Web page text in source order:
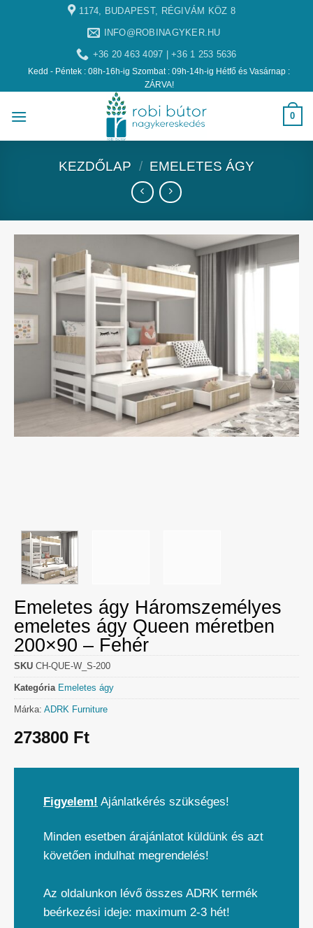
1174, BUDAPEST, RÉGIVÁM KÖZ 8
INFO@ROBINAGYKER.HU
+36 20 463 4097 | +36 1 253 5636
Kedd - Péntek : 08h-16h-ig Szombat : 09h-14h-ig Hétfő és Vasárnap :
ZÁRVA!
0
KEZDŐLAP / EMELETES ÁGY
Emeletes ágy Háromszemélyes
emeletes ágy Queen méretben
200×90 – Fehér
SKU CH-QUE-W_S-200
Kategória Emeletes ágy
Márka: ADRK Furniture
273800 Ft
Figyelem! Ajánlatkérés szükséges!
Minden esetben árajánlatot küldünk és azt
követően indulhat megrendelés!
Az oldalunkon lévő összes ADRK termék
beérkezési ideje: maximum 2-3 hét!